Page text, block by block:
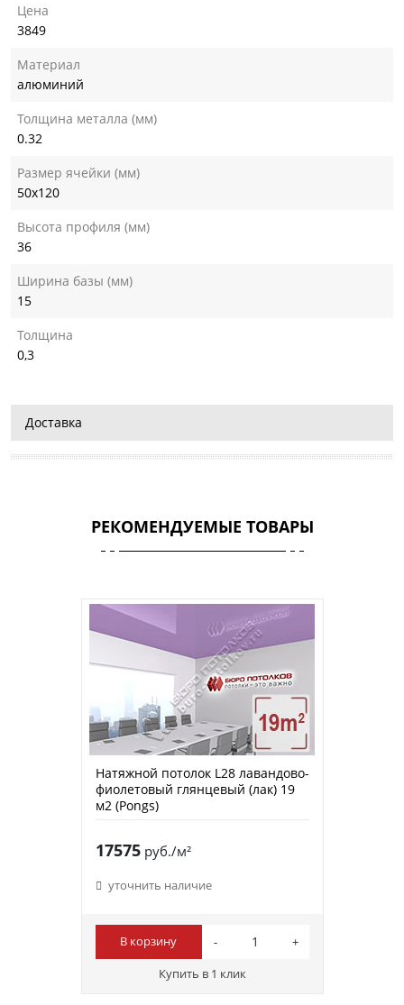
Цена
3849
Материал
алюминий
Толщина металла (мм)
0.32
Размер ячейки (мм)
50х120
Высота профиля (мм)
36
Ширина базы (мм)
15
Толщина
0,3
Доставка
РЕКОМЕНДУЕМЫЕ ТОВАРЫ
Натяжной потолок L28 лавандово-
фиолетовый глянцевый (лак) 19
м2 (Pongs)
17575руб./м²
уточнить наличие
В корзину
Купить в 1 клик